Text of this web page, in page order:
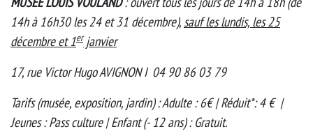
14h à 16h30 les 24 et 31 décembre),sauf les lundis, les 25
décembre et 1erjanvier
17, rue Victor Hugo AVIGNON I 04 90 86 03 79
Tarifs (musée, exposition, jardin) : Adulte : 6€ | Réduit*: 4 € |
Jeunes : Pass culture | Enfant (- 12 ans) : Gratuit.